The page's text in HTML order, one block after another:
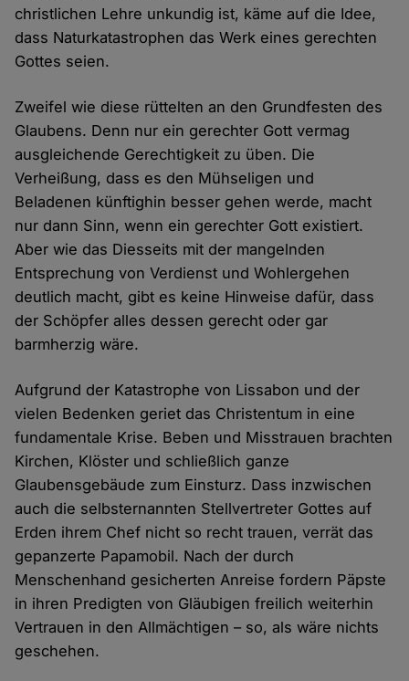
christlichen Lehre unkundig ist, käme auf die Idee,
dass Naturkatastrophen das Werk eines gerechten
Gottes seien.
Zweifel wie diese rüttelten an den Grundfesten des
Glaubens. Denn nur ein gerechter Gott vermag
ausgleichende Gerechtigkeit zu üben. Die
Verheißung, dass es den Mühseligen und
Beladenen künftighin besser gehen werde, macht
nur dann Sinn, wenn ein gerechter Gott existiert.
Aber wie das Diesseits mit der mangelnden
Entsprechung von Verdienst und Wohlergehen
deutlich macht, gibt es keine Hinweise dafür, dass
der Schöpfer alles dessen gerecht oder gar
barmherzig wäre.
Aufgrund der Katastrophe von Lissabon und der
vielen Bedenken geriet das Christentum in eine
fundamentale Krise. Beben und Misstrauen brachten
Kirchen, Klöster und schließlich ganze
Glaubensgebäude zum Einsturz. Dass inzwischen
auch die selbsternannten Stellvertreter Gottes auf
Erden ihrem Chef nicht so recht trauen, verrät das
gepanzerte Papamobil. Nach der durch
Menschenhand gesicherten Anreise fordern Päpste
in ihren Predigten von Gläubigen freilich weiterhin
Vertrauen in den Allmächtigen – so, als wäre nichts
geschehen.